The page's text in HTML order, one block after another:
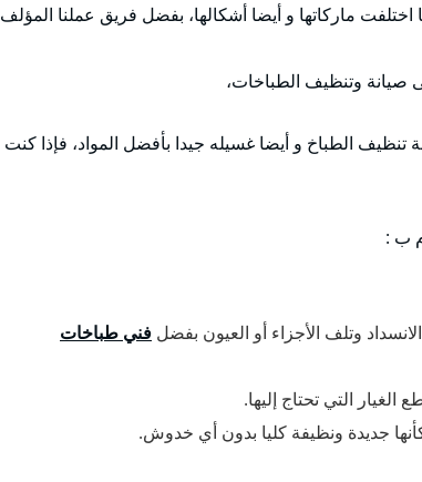
ماركاتها و أيضا أشكالها، بفضل فريق عملنا المؤلف
صيانة وتنظيف الطباخات،
الطباخ و أيضا غسيله جيدا بأفضل المواد، فإذا كنت
ب :
وتلف الأجزاء أو العيون بفضل فني طباخات
التي تحتاج إليها.
جديدة ونظيفة كليا بدون أي خدوش.